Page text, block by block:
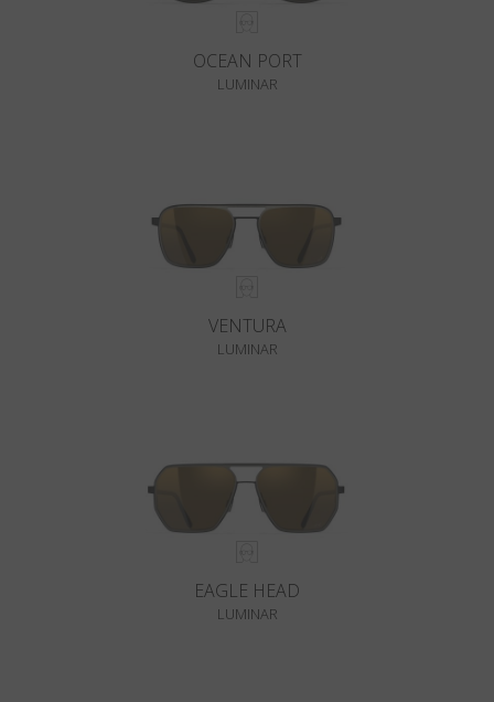
OCEAN PORT
LUMINAR
VENTURA
LUMINAR
EAGLE HEAD
LUMINAR